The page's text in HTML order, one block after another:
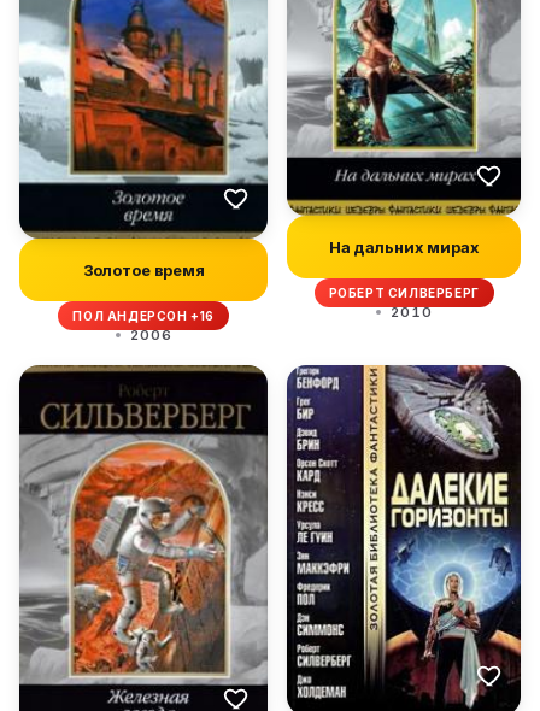
Золотое время
ПОЛ АНДЕРСОН +16
2006
На дальних мирах
РОБЕРТ СИЛВЕРБЕРГ
2010